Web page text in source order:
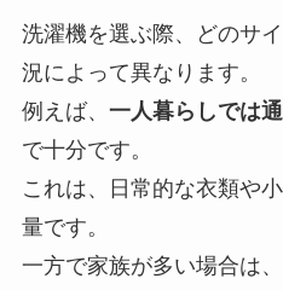
洗濯機を選ぶ際、どのサ
況によって異なります。
例えば、 一人暮らしでは
で十分です。
これは、日常的な衣類や
量です。
一方で家族が多い場合は